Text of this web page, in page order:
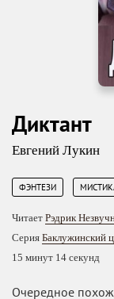
Диктант
Евгений Лукин
ФЭНТЕЗИ
Читает Рэдрик
Серия Баклужинский
15 минут 14 секунд
Очередное